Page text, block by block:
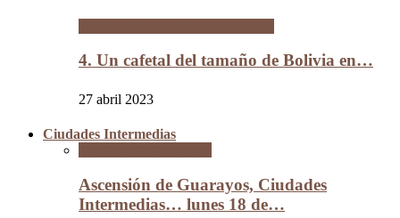
4. Un cafetal del tamaño de Bolivia en…
27 abril 2023
Ciudades Intermedias
Ascensión de Guarayos, Ciudades
Intermedias… lunes 18 de…